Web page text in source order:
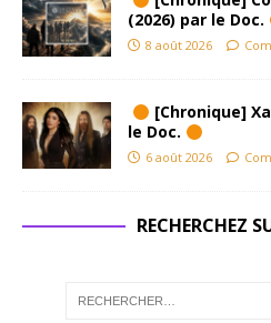
(2026) par le Doc.
8 août 2026
[Chronique]
le Doc.
6 août 2026
RECHERCHEZ